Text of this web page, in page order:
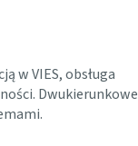
w VIES, obsługa
Dwukierunkowe